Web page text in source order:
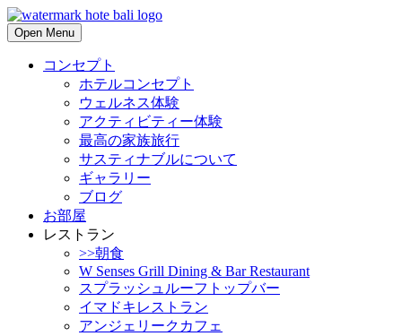
Open Menu
コンセプト
ホテルコンセプト
ウェルネス体験
アクティビティー体験
最高の家族旅行
サスティナブルについて
ギャラリー
ブログ
お部屋
レストラン
>>朝食
W Senses Grill Dining & Bar Restaurant
スプラッシュルーフトップバー
イマドキレストラン
アンジェリークカフェ